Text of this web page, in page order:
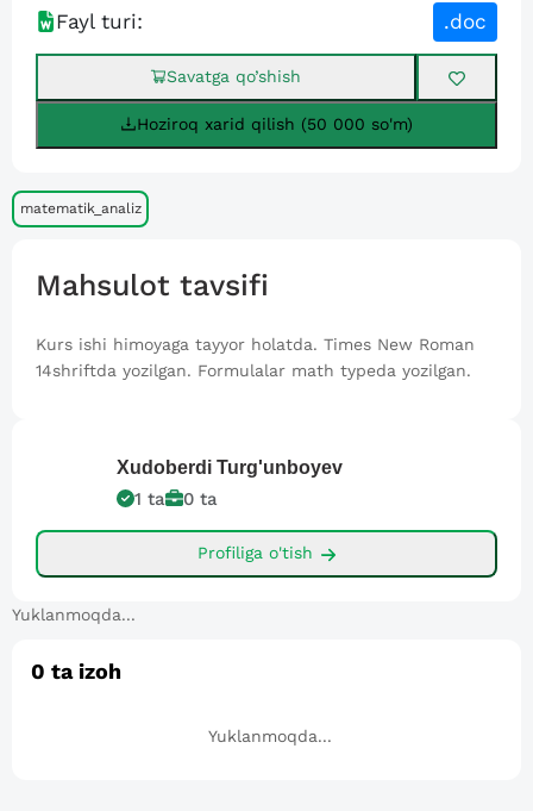
Fayl turi:
.doc
Savatga qo’shish
Hoziroq xarid qilish (50 000 so'm)
matematik_analiz
Mahsulot tavsifi
Kurs ishi himoyaga tayyor holatda. Times New Roman
14shriftda yozilgan. Formulalar math typeda yozilgan.
Xudoberdi Turg'unboyev
1 ta 0 ta
Profiliga o'tish
Yuklanmoqda...
0 ta izoh
Yuklanmoqda...